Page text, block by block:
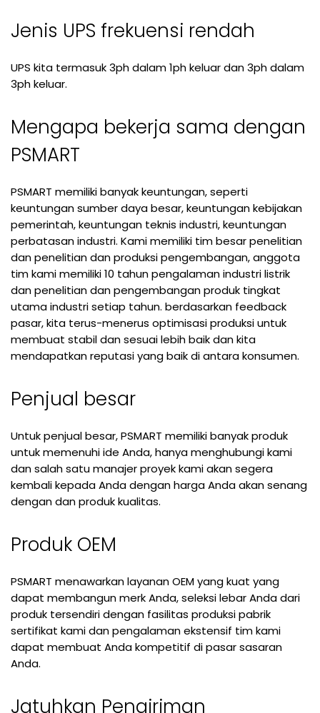
Jenis UPS frekuensi rendah
UPS kita termasuk 3ph dalam 1ph keluar dan 3ph dalam
3ph keluar.
Mengapa bekerja sama dengan
PSMART
PSMART memiliki banyak keuntungan, seperti
keuntungan sumber daya besar, keuntungan kebijakan
pemerintah, keuntungan teknis industri, keuntungan
perbatasan industri. Kami memiliki tim besar penelitian
dan penelitian dan produksi pengembangan, anggota
tim kami memiliki 10 tahun pengalaman industri listrik
dan penelitian dan pengembangan produk tingkat
utama industri setiap tahun. berdasarkan feedback
pasar, kita terus-menerus optimisasi produksi untuk
membuat stabil dan sesuai lebih baik dan kita
mendapatkan reputasi yang baik di antara konsumen.
Penjual besar
Untuk penjual besar, PSMART memiliki banyak produk
untuk memenuhi ide Anda, hanya menghubungi kami
dan salah satu manajer proyek kami akan segera
kembali kepada Anda dengan harga Anda akan senang
dengan dan produk kualitas.
Produk OEM
PSMART menawarkan layanan OEM yang kuat yang
dapat membangun merk Anda, seleksi lebar Anda dari
produk tersendiri dengan fasilitas produksi pabrik
sertifikat kami dan pengalaman ekstensif tim kami
dapat membuat Anda kompetitif di pasar sasaran
Anda.
Jatuhkan Pengiriman